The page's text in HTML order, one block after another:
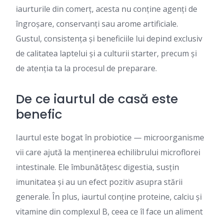
iaurturile din comerț, acesta nu conține agenți de
îngroșare, conservanți sau arome artificiale.
Gustul, consistența și beneficiile lui depind exclusiv
de calitatea laptelui și a culturii starter, precum și
de atenția ta la procesul de preparare.
De ce iaurtul de casă este
benefic
Iaurtul este bogat în probiotice — microorganisme
vii care ajută la menținerea echilibrului microflorei
intestinale. Ele îmbunătățesc digestia, susțin
imunitatea și au un efect pozitiv asupra stării
generale. În plus, iaurtul conține proteine, calciu și
vitamine din complexul B, ceea ce îl face un aliment